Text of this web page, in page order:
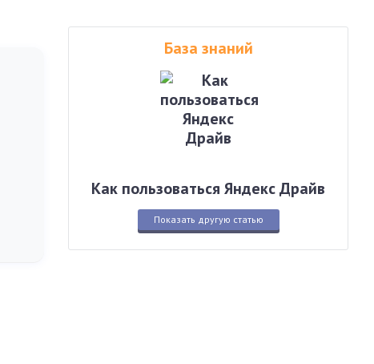
База знаний
Как пользоваться Яндекс Драйв
Показать другую статью